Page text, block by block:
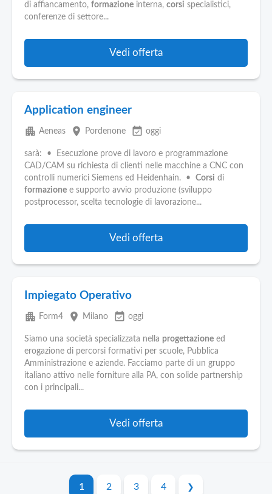
di affiancamento, formazione interna, corsi specialistici,
conferenze di settore...
Vedi offerta
Application engineer
apartment Aeneas place Pordenone event_available oggi
sarà: • Esecuzione prove di lavoro e programmazione
CAD/CAM su richiesta di clienti nelle macchine a CNC con
controlli numerici Siemens ed Heidenhain. • Corsi di
formazione e supporto avvio produzione (sviluppo
postprocessor, scelta tecnologie di lavorazione...
Vedi offerta
Impiegato Operativo
apartment Form4 place Milano event_available oggi
Siamo una società specializzata nella progettazione ed
erogazione di percorsi formativi per scuole, Pubblica
Amministrazione e aziende. Facciamo parte di un gruppo
italiano attivo nelle forniture alla PA, con solide partnership
con i principali...
Vedi offerta
1 2 3 4